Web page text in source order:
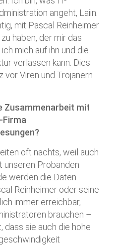
angeht, Laiin.
mit Pascal Reinheimer
haben, der mir das
mich auf ihn und die
verlassen kann. Dies
vor Viren und Trojanern
Zusammenarbeit mit
Firma
?
oft nachts, weil auch
unseren Probanden
werden die Daten
Reinheimer oder seine
immer erreichbar,
brauchen –
dass sie auch die hohe